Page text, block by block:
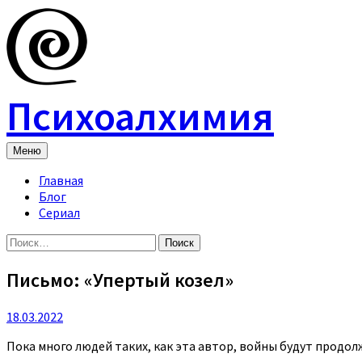
Skip
to
content
Психоалхимия
Меню
Главная
Блог
Сериал
Найти:
Письмо: «Упертый козел»
18.03.2022
Пока много людей таких, как эта автор, войны будут